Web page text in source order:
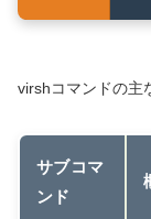
virshコマンドの主
サブコマ
ンド